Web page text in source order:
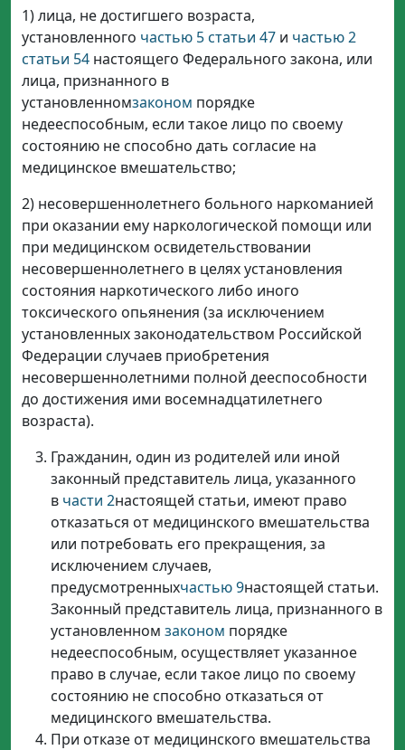
1) лица, не достигшего возраста,
установленного частью 5 статьи 47 и частью 2
статьи 54 настоящего Федерального закона, или
лица, признанного в
установленномзаконом порядке
недееспособным, если такое лицо по своему
состоянию не способно дать согласие на
медицинское вмешательство;
2) несовершеннолетнего больного наркоманией
при оказании ему наркологической помощи или
при медицинском освидетельствовании
несовершеннолетнего в целях установления
состояния наркотического либо иного
токсического опьянения (за исключением
установленных законодательством Российской
Федерации случаев приобретения
несовершеннолетними полной дееспособности
до достижения ими восемнадцатилетнего
возраста).
Гражданин, один из родителей или иной
законный представитель лица, указанного
в части 2настоящей статьи, имеют право
отказаться от медицинского вмешательства
или потребовать его прекращения, за
исключением случаев,
предусмотренныхчастью 9настоящей статьи.
Законный представитель лица, признанного в
установленном законом порядке
недееспособным, осуществляет указанное
право в случае, если такое лицо по своему
состоянию не способно отказаться от
медицинского вмешательства.
При отказе от медицинского вмешательства